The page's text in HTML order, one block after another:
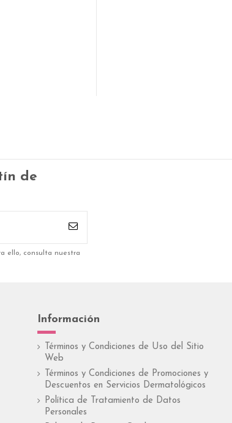
de
ello, consulta nuestra
Información
Términos y Condiciones de Uso del Sitio
Web
Términos y Condiciones de Promociones y
Descuentos en Servicios Dermatológicos
Política de Tratamiento de Datos
Personales